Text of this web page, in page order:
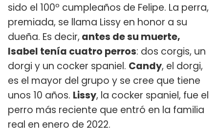
sido el 100º cumpleaños de Felipe. La perra,
premiada, se llama Lissy en honor a su
dueña. Es decir, antes de su muerte,
Isabel tenía cuatro perros: dos corgis, un
dorgi y un cocker spaniel. Candy, el dorgi,
es el mayor del grupo y se cree que tiene
unos 10 años. Lissy, la cocker spaniel, fue el
perro más reciente que entró en la familia
real en enero de 2022.